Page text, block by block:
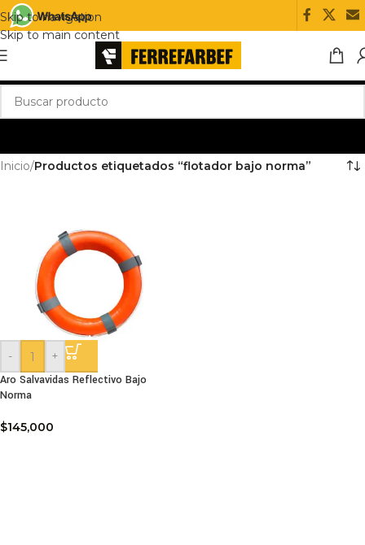
Skip to navigation
Skip to main content
Inicio/Productos etiquetados “flotador bajo norma”
-
+
Aro Salvavidas Reflectivo Bajo
Norma
$145,000